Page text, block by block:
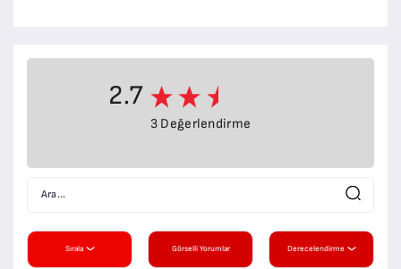
2.7
3 Değerlendirme
Sırala Görselli Yorumlar Derecelendirme